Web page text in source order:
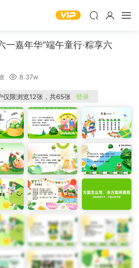
嘉年华“端午童行·粽享六
8.37w
仅限浏览12张，共65张 登录